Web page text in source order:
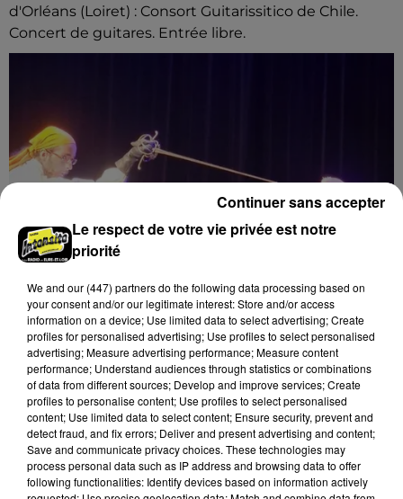
d'Orléans (Loiret) : Consort Guitarissitico de Chile.
Concert de guitares. Entrée libre.
8 août 2026
LUISANT - SPECTACLE : COMBAT
CHORÉGRAPHIÉ
Vendredi 28 mai 2027 à 20h30 à la salle André Malraux
de Luisant : Combat chorégraphié. Spectacle-
conférence. Par la Compagnie Armata.
Le respect de votre vie privée est notre
priorité
We and our (447) partnersdo the following data processing based on
your consent and/or our legitimate interest: Store and/or access
information on a device; Use limited data to select advertising; Create
profiles for personalised advertising; Use profiles to select personalised
advertising; Measure advertising performance; Measure content
performance; Understand audiences through statistics or combinations
of data from different sources; Develop and improve services; Create
profiles to personalise content; Use profiles to select personalised
content; Use limited data to select content; Ensure security, prevent and
detect fraud, and fix errors; Deliver and present advertising and content;
Save and communicate privacy choices. These technologies may
process personal data such as IP address and browsing data to offer
following functionalities: Identify devices based on information actively
Continuer sans accepter